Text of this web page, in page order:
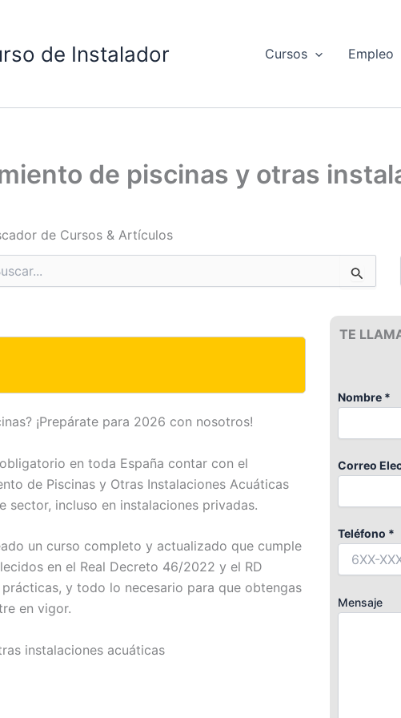
de Instalador Cursos Empleo
de piscinas y otras
de Cursos & Artículos
¡Prepárate para 2026 con nosotros!
en toda España contar con el
de Piscinas y Otras Instalaciones Acuáticas
sector, incluso en instalaciones privadas.
un curso completo y actualizado que cumple
en el Real Decreto 46/2022 y el RD
y todo lo necesario para que obtengas
en vigor.
instalaciones acuáticas
TE
Nombre *
Correo
Teléfono *
Mensaje